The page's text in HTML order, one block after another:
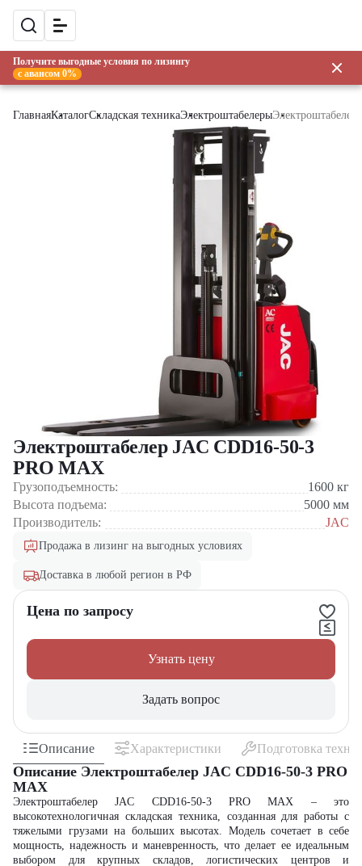
Получите выгодные условия по лизингу
с авансом 0%
ГлавнаяКаталогСкладская техникаЭлектроштабелеры
Электроштабелер JAC CDD16-50-3
PRO MAX
Грузоподъемность: 1600 кг
Высота подъема:
5000 мм
Производитель:
JAC
Продажа в лизинг на выгодных условиях
Доставка в любой регион в РФ
Цена по запросу
Узнать цену
Задать вопрос
Описание Характеристики Подготовка
Описание Электроштабелер JAC CDD16-50-3 PRO
MAX
Электроштабелер JAC CDD16-50-3 PRO MAX – это
высокотехнологичная складская техника, созданная для работы с
тяжелыми грузами на больших высотах. Модель сочетает в себе
мощность, надежность и маневренность, что делает ее идеальным
выбором для крупных складов, логистических центров и